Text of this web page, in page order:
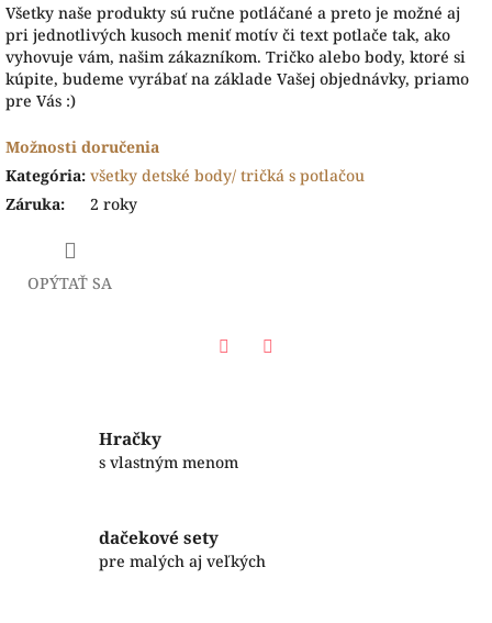
Všetky naše produkty sú ručne potláčané a preto je možné aj
pri jednotlivých kusoch meniť motív či text potlače tak, ako
vyhovuje vám, našim zákazníkom. Tričko alebo body, ktoré si
kúpite, budeme vyrábať na základe Vašej objednávky, priamo
pre Vás :)
Možnosti doručenia
Kategória: všetky detské body/ tričká s potlačou
Záruka: 2 roky
OPÝTAŤ SA
Hračky
s vlastným menom
dačekové sety
pre malých aj veľkých